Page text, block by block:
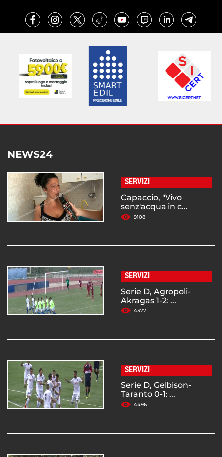
NEWS24
SERVIZI
Capaccio, "Vivo
senz'acqua in c...
9108
SERVIZI
Serie D, Agropoli-
Akragas 1-2: ...
4377
SERVIZI
Serie D, Gelbison-
Taranto 0-1: ...
4496